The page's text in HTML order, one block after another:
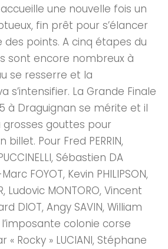
accueille une nouvelle fois un
fin prêt pour s’élancer
des points. A cinq étapes du
sont encore nombreux à
se resserre et la
s’intensifier. La Grande Finale
à Draguignan se mérite et il
grosses gouttes pour
Pour Fred PERRIN,
Sébastien DA
FOYOT, Kevin PHILIPSON,
Ludovic MONTORO, Vincent
DIOT, Angy SAVIN, William
l’imposante colonie corse
Rocky » LUCIANI, Stéphane